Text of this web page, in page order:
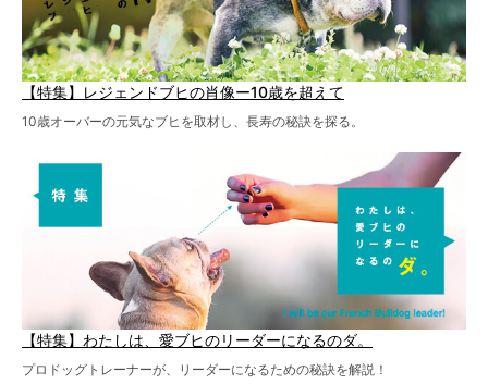
【特集】レジェンドブヒの肖像ー10歳を超えて
10歳オーバーの元気なブヒを取材し、長寿の秘訣を探る。
【特集】わたしは、愛ブヒのリーダーになるのダ。
プロドッグトレーナーが、リーダーになるための秘訣を解説！